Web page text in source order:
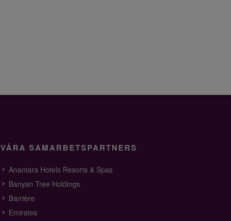
VÅRA SAMARBETSPARTNERS
Anantara Hotels Resorts & Spas
Banyan Tree Holdings
Barrière
Emirates